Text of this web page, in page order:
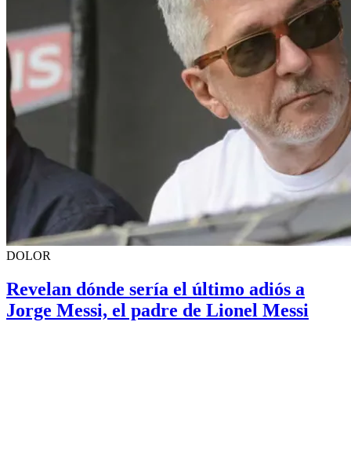
DOLOR
Revelan dónde sería el último adiós a
Jorge Messi, el padre de Lionel Messi